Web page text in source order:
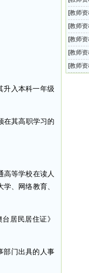
入本科一年级
其高职学习的
等学校在读人
、网络教育、
居民居住证》
门出具的人事
师资格
[教师
学教师
[教师
全国中
[教师
教师资
[教师
教师资
[教师